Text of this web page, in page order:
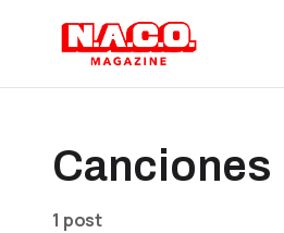
Canciones
1 post